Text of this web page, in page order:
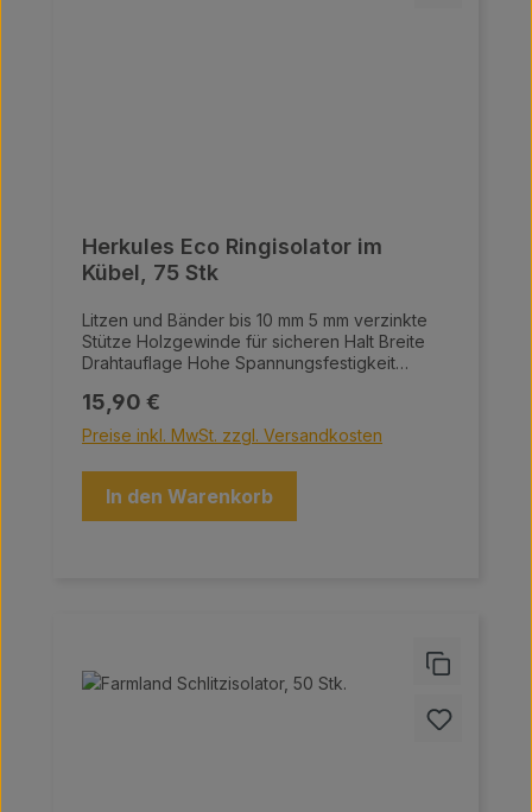
Herkules Eco Ringisolator im
Kübel, 75 Stk
Litzen und Bänder bis 10 mm 5 mm verzinkte
Stütze Holzgewinde für sicheren Halt Breite
Drahtauflage Hohe Spannungsfestigkeit
Regulärer Preis:
15,90 €
Preise inkl. MwSt. zzgl. Versandkosten
In den Warenkorb